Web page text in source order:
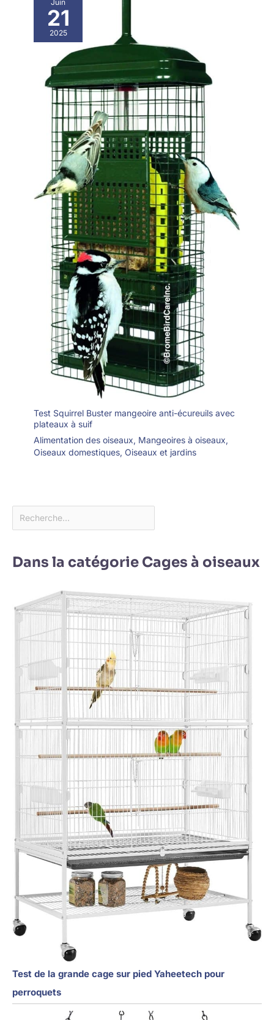
Juin
21
2025
Test Squirrel Buster mangeoire anti-écureuils avec
plateaux à suif
Alimentation des oiseaux, Mangeoires à oiseaux,
Oiseaux domestiques, Oiseaux et jardins
Dans la catégorie Cages à oiseaux
Test de la grande cage sur pied Yaheetech pour
perroquets